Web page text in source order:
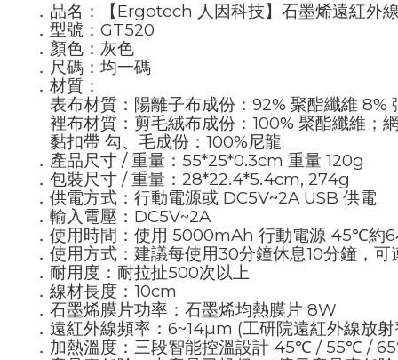
．品名：【Ergotech 人因科技】石墨烯遠紅外
．型號：GT520
．顏色：灰色
．尺碼：均一碼
．材質：
表布材質：陽離子布成份：92% 聚酯纖維 8%
裡布材質：剪毛絨布成份：100% 聚酯纖維；
黏扣帶 勾、毛成份：100%尼龍
．產品尺寸 / 重量：55*25*0.3cm 重量 120g
．包裝尺寸 / 重量：28*22.4*5.4cm, 274g
．供電方式：行動電源或 DC5V~2A USB 供電
．輸入電壓：DC5V~2A
．使用時間：使用 5000mAh 行動電源 45℃
．使用方式：建議每使用30分鐘休息10分鐘，可
．耐用度：耐拉扯500次以上
．線材長度：10cm
．石墨烯膜片功率：石墨烯均熱膜片 8W
．遠紅外線頻率：6~14µm (工研院遠紅外線放
．加熱溫度：三段智能控溫設計 45℃ / 55℃ /